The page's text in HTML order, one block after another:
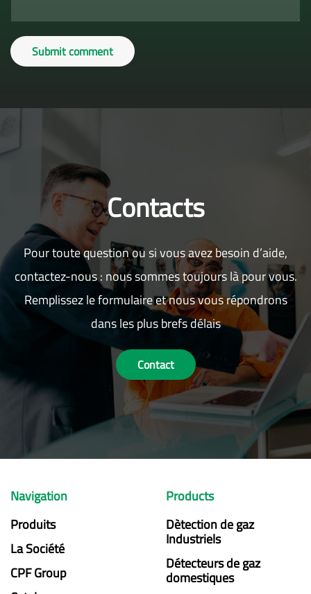
Submit comment
Contacts
Pour toute question ou si vous avez besoin d’aide,
contactez-nous : nous sommes toujours là pour vous.
Remplissez le formulaire et nous vous répondrons
dans les plus brefs délais
Contact
Navigation
Produits
La Société
CPF Group
Products
Dètection de gaz
Industriels
Détecteurs de gaz
domestiques